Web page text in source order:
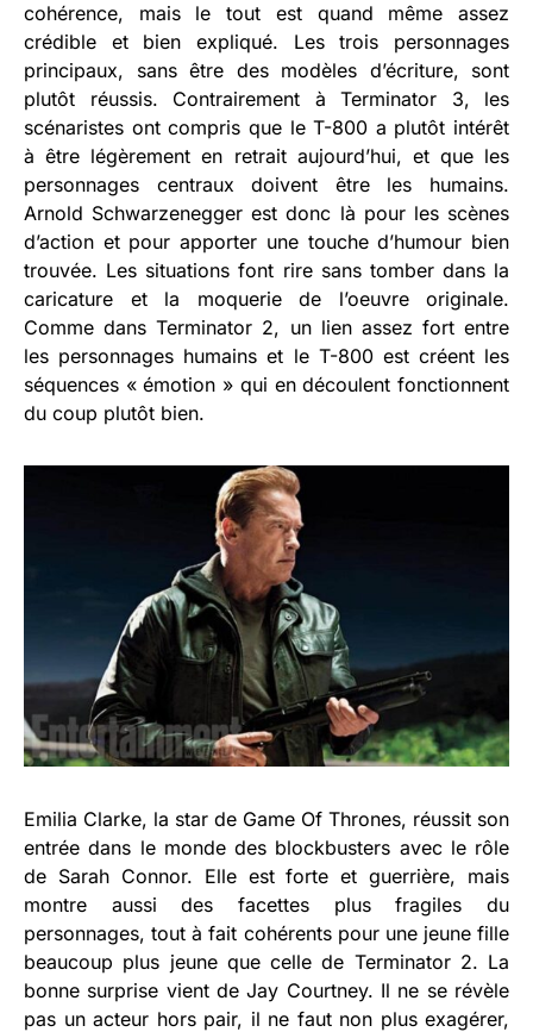
cohérence, mais le tout est quand même assez
crédible et bien expliqué. Les trois personnages
principaux, sans être des modèles d’écriture, sont
plutôt réussis. Contrairement à Terminator 3, les
scénaristes ont compris que le T-800 a plutôt intérêt
à être légèrement en retrait aujourd’hui, et que les
personnages centraux doivent être les humains.
Arnold Schwarzenegger est donc là pour les scènes
d’action et pour apporter une touche d’humour bien
trouvée. Les situations font rire sans tomber dans la
caricature et la moquerie de l’oeuvre originale.
Comme dans Terminator 2, un lien assez fort entre
les personnages humains et le T-800 est créent les
séquences « émotion » qui en découlent fonctionnent
du coup plutôt bien.
Emilia Clarke, la star de Game Of Thrones, réussit son
entrée dans le monde des blockbusters avec le rôle
de Sarah Connor. Elle est forte et guerrière, mais
montre aussi des facettes plus fragiles du
personnages, tout à fait cohérents pour une jeune fille
beaucoup plus jeune que celle de Terminator 2. La
bonne surprise vient de Jay Courtney. Il ne se révèle
pas un acteur hors pair, il ne faut non plus exagérer,